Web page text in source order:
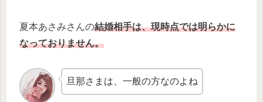
夏本あさみさんの結婚相手は、現時点では明らかに
なっておりません。
旦那さまは、一般の方なのよね